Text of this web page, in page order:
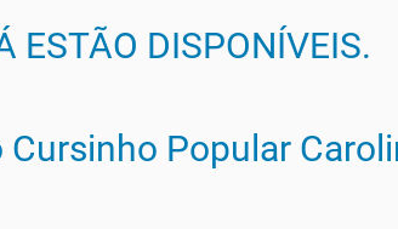
ESTÃO DISPONÍVEIS.
Popular